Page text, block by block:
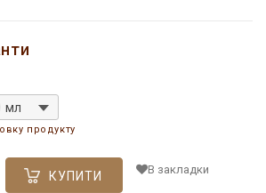
мл
продукту
КУПИТИ В закладки